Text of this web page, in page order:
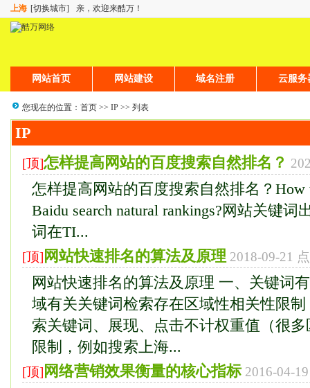
上海 [切换城市] 亲，欢迎来酷万！
网站首页 网站建设 域名注册 云服务
您现在的位置： 首页 >> IP >> 列表
IP
[顶]怎样提高网站的百度搜索自然排名？
怎样提高网站的百度搜索自然排名？How
Baidu search natural rankings?网站关键词
词在TI...
[顶] 网站快速排名的算法及原理 2018-09-21
网站快速排名的算法及原理 一、关键词
域有关关键词检索存在区域性相关性限
索关键词、展现、点击不计权重值（很
限制，例如搜索上海...
[顶] 网络营销效果衡量的核心指标 2016-04-